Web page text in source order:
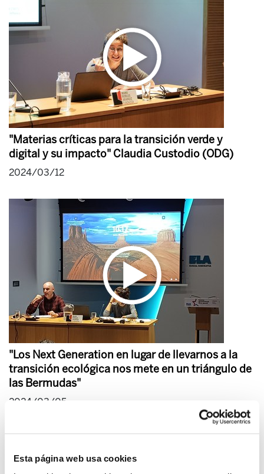
Esta página web usa cookies
"Materias críticas para la transición verde y
digital y su impacto" Claudia Custodio (ODG)
2024/03/12
"Los Next Generation en lugar de llevarnos a la
transición ecológica nos mete en un triángulo de
las Bermudas"
2024/03/05